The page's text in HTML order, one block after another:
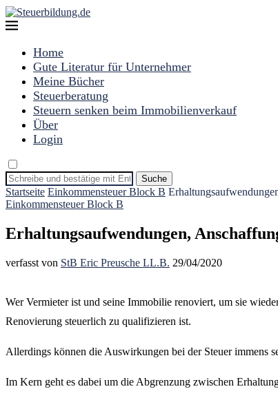
Home
Gute Literatur für Unternehmer
Meine Bücher
Steuerberatung
Steuern senken beim Immobilienverkauf
Über
Login
Suche
Startseite Einkommensteuer Block B
Einkommensteuer Block B
Erhaltungsaufwendungen,
verfasst von StB Eric Preusche LL.B. 29/04/2020
Wer Vermieter ist und seine Immobilie renoviert, um sie
Renovierung steuerlich zu qualifizieren ist.
Allerdings können die Auswirkungen bei der Steuer immens
Im Kern geht es dabei um die Abgrenzung zwischen